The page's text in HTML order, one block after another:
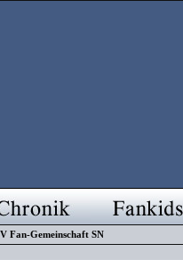
Fan-Gemeinschaft SN